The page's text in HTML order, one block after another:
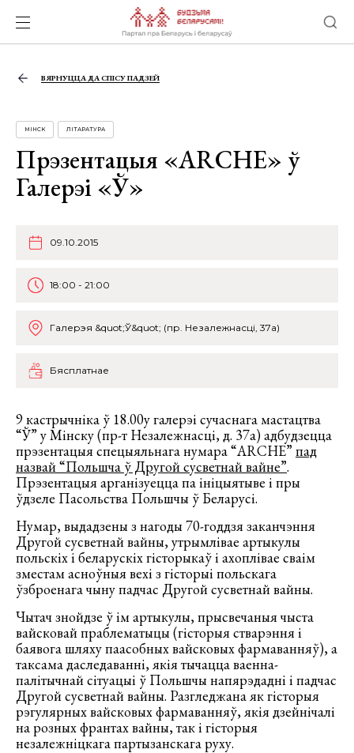
ВЯРНУЦЦА ДА СПІСУ ПАДЗЕЙ
МІНСК ЛІТАРАТУРА
Прэзентацыя «ARCHE» ў
Галерэі «Ў»
09.10.2015
18:00 - 21:00
Галерэя &quot;Ў&quot; (пр. Незалежнасці, 37а)
Бясплатнае
9 кастрычніка ў 18.00у галерэі сучаснага мастацтва
“Ў” у Мінску (пр-т Незалежнасці, д. 37а) адбудзецца
прэзентацыя спецыяльнага нумара “ARCHE” пад
назвай “Польшча ў Другой сусветнай вайне”.
Прэзентацыя арганізуецца па ініцыятыве і пры
ўдзеле Пасольства Польшчы ў Беларусі.
Нумар, выдадзены з нагоды 70-годдзя заканчэння
Другой сусветнай вайны, утрымлівае артыкулы
польскіх і беларускіх гісторыкаў і ахоплівае сваім
зместам асноўныя вехі з гісторыі польскага
ўзброенага чыну падчас Другой сусветнай вайны.
Чытач знойдзе ў ім артыкулы, прысвечаныя чыста
вайсковай праблематыцы (гісторыя стварэння і
баявога шляху паасобных вайсковых фармаванняў), а
таксама даследаванні, якія тычацца ваенна-
палітычнай сітуацыі ў Польшчы напярэдадні і падчас
Другой сусветнай вайны. Разгледжана як гісторыя
рэгулярных вайсковых фармаванняў, якія дзейнічалі
на розных франтах вайны, так і гісторыя
незалежніцкага партызанскага руху.